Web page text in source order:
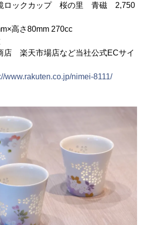
カップ 桜の里 青磁 2,750
高さ80mm 270cc
店 楽天市場店など当社公式ECサイ
www.rakuten.co.jp/nimei-8111/